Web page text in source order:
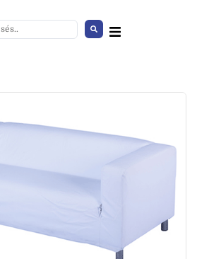
Táblaasztal 120*60 tölgy
HOZZÁAD